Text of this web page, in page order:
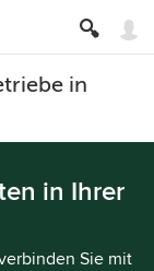
in
in Ihrer
Sie mit